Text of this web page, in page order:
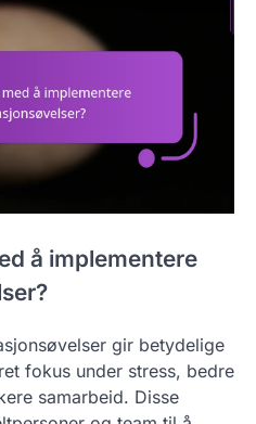
å implementere
gir betydelige
fokus under stress, bedre
samarbeid. Disse